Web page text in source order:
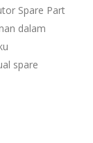
Spare Part
dalam
spare